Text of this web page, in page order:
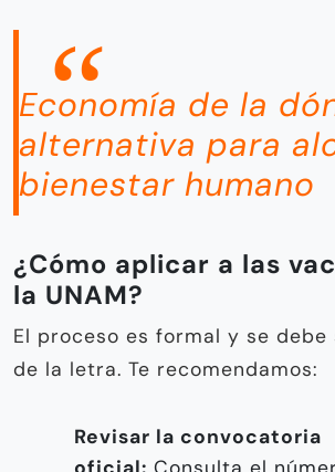
Economía de la
alternativa para
bienestar humano
¿Cómo aplicar a las
la UNAM?
El proceso es formal y se debe
de la letra. Te recomendamos:
Revisar la convocatoria